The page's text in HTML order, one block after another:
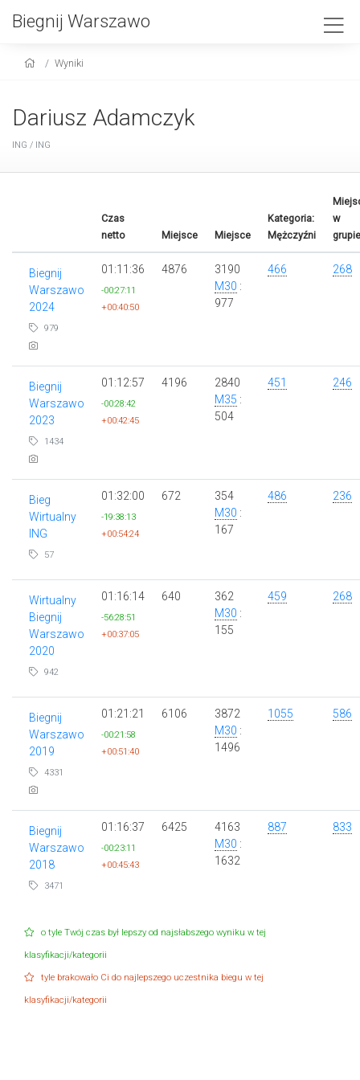
Biegnij Warszawo
Wyniki
Dariusz Adamczyk
ING / ING
Czas
netto
Miejsce Miejsce
Kategoria:
Mężczyźni
w
grupie
Biegnij
Warszawo
2024
979
01:11:36
-00:27:11
+00:40:50
4876
3190
M30 :
977
466 268
Biegnij
Warszawo
2023
1434
01:12:57
-00:28:42
+00:42:45
4196
2840
M35 :
504
451 246
Bieg
Wirtualny
ING
57
01:32:00
-19:38:13
+00:54:24
672
354
M30 :
167
486 236
Wirtualny
Biegnij
Warszawo
2020
942
01:16:14
-56:28:51
+00:37:05
640
362
M30 :
155
459 268
Biegnij
Warszawo
2019
4331
01:21:21
-00:21:58
+00:51:40
6106
3872
M30 :
1496
1055 586
Biegnij
Warszawo
2018
3471
01:16:37
-00:23:11
+00:45:43
6425
4163
M30 :
1632
887 833
o tyle Twój czas był lepszy od najsłabszego wyniku w tej
klasyfikacji/kategorii
tyle brakowało Ci do najlepszego uczestnika biegu w tej
klasyfikacji/kategorii